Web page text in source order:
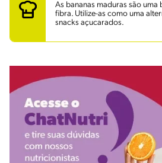
As bananas maduras são
fibra. Utilize-as como uma
snacks açucarados.